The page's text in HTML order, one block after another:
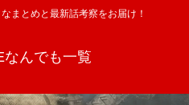
まとめと最新話考察をお届け！
なんでも一覧